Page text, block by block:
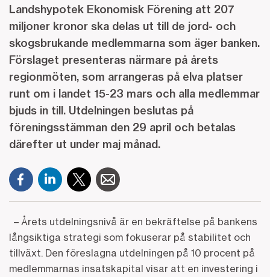
Landshypotek Ekonomisk Förening att 207
miljoner kronor ska delas ut till de jord- och
skogsbrukande medlemmarna som äger banken.
Förslaget presenteras närmare på årets
regionmöten, som arrangeras på elva platser
runt om i landet 15-23 mars och alla medlemmar
bjuds in till. Utdelningen beslutas på
föreningsstämman den 29 april och betalas
därefter ut under maj månad.
– Årets utdelningsnivå är en bekräftelse på bankens
långsiktiga strategi som fokuserar på stabilitet och
tillväxt. Den föreslagna utdelningen på 10 procent på
medlemmarnas insatskapital visar att en investering i